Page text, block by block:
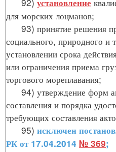
установление
для морских лоцманов;
93) принятие решения
социального, природного и
установлении срока
или ограничения приема
торгового мореплавания;
94) утверждение форм
составления и порядка
требующих составления
95) исключен
РК от 17.04.2014 № 369;